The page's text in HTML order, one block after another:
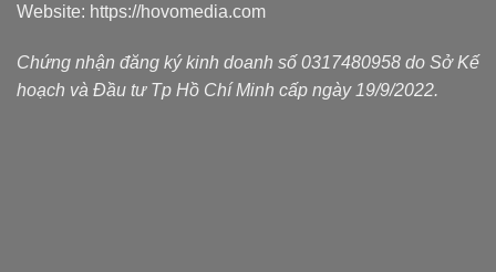
Website: https://hovomedia.com
Chứng nhận đăng ký kinh doanh số 0317480958 do Sở Kế
hoạch và Đầu tư Tp Hồ Chí Minh cấp ngày 19/9/2022.